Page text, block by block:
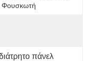
Φουσκωτή
πάνελ